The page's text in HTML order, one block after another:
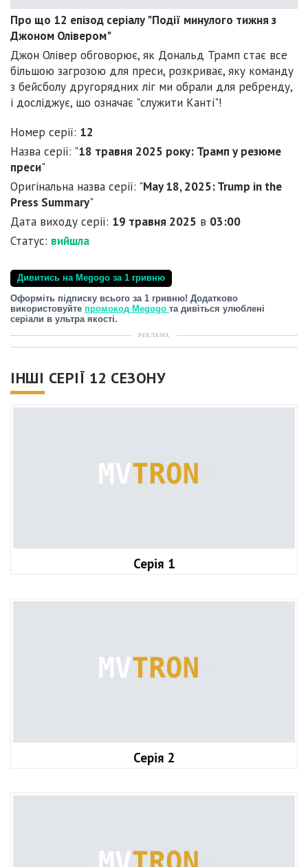
Про що 12 епізод серіалу "Події минулого тижня з
Джоном Олівером"
Джон Олівер обговорює, як Дональд Трамп стає все
більшою загрозою для преси, розкриває, яку команду
з бейсболу другорядних ліг ми обрали для ребренду,
і досліджує, що означає "служити Канті"!
Номер серії: 12
Назва серії: "18 травня 2025 року: Трамп у резюме
преси"
Оригінальна назва серії: "May 18, 2025: Trump in the
Press Summary"
Дата виходу серії: 19 травня 2025 в 03:00
Статус: вийшла
Дивитись на Megogo за 1 гривню
Оформіть підписку всього за 1 гривню! Додатково
використовуйте промокод Megogo та дивіться улюблені
серіали в ультра якості.
РЕКЛАМА
ІНШІ СЕРІЇ 12 СЕЗОНУ
Серія 1
Серія 2